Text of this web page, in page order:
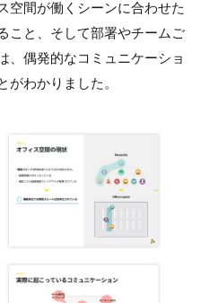
空間が働くシーンに合わせた
こと、そして部署やチームご
、偶発的なコミュニケーショ
がわかりました。